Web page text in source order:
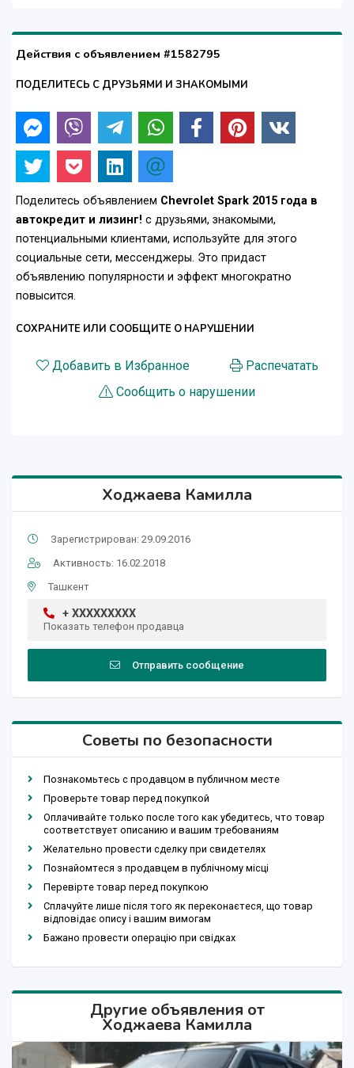
Действия с объявлением #1582795
ПОДЕЛИТЕСЬ С ДРУЗЬЯМИ И ЗНАКОМЫМИ
Поделитесь объявлением Chevrolet Spark 2015 года в
автокредит и лизинг! с друзьями, знакомыми,
потенциальными клиентами, используйте для этого
социальные сети, мессенджеры. Это придаст
объявлению популярности и эффект многократно
повысится.
СОХРАНИТЕ ИЛИ СООБЩИТЕ О НАРУШЕНИИ
Добавить в Избранное
Распечатать
Сообщить о нарушении
Ходжаева Камилла
Зарегистрирован: 29.09.2016
Активность: 16.02.2018
Ташкент
+ XXXXXXXXX
Показать телефон продавца
Отправить сообщение
Советы по безопасности
Познакомьтесь с продавцом в публичном месте
Проверьте товар перед покупкой
Оплачивайте только после того как убедитесь, что товар
соответствует описанию и вашим требованиям
Желательно провести сделку при свидетелях
Познайомтеся з продавцем в публічному місці
Перевірте товар перед покупкою
Сплачуйте лише після того як переконаєтеся, що товар
відповідає опису і вашим вимогам
Бажано провести операцію при свідках
Другие объявления от
Ходжаева Камилла